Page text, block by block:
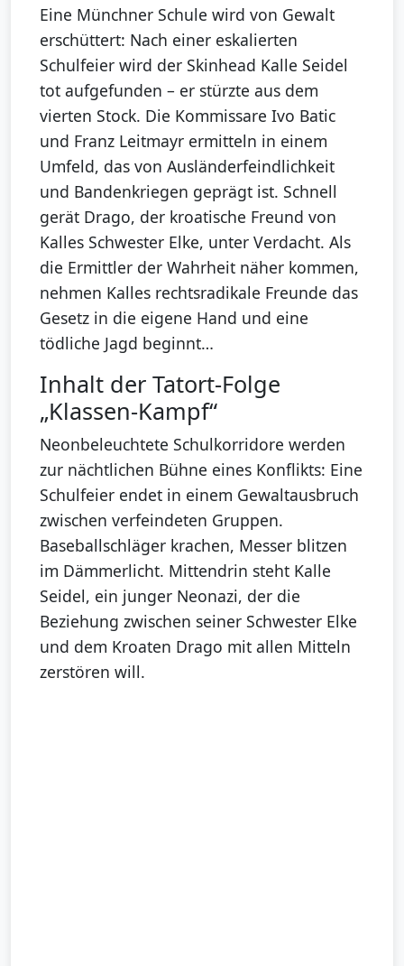
Eine Münchner Schule wird von Gewalt
erschüttert: Nach einer eskalierten
Schulfeier wird der Skinhead Kalle Seidel
tot aufgefunden – er stürzte aus dem
vierten Stock. Die Kommissare Ivo Batic
und Franz Leitmayr ermitteln in einem
Umfeld, das von Ausländerfeindlichkeit
und Bandenkriegen geprägt ist. Schnell
gerät Drago, der kroatische Freund von
Kalles Schwester Elke, unter Verdacht. Als
die Ermittler der Wahrheit näher kommen,
nehmen Kalles rechtsradikale Freunde das
Gesetz in die eigene Hand und eine
tödliche Jagd beginnt…
Inhalt der Tatort-Folge
„Klassen-Kampf“
Neonbeleuchtete Schulkorridore werden
zur nächtlichen Bühne eines Konflikts: Eine
Schulfeier endet in einem Gewaltausbruch
zwischen verfeindeten Gruppen.
Baseballschläger krachen, Messer blitzen
im Dämmerlicht. Mittendrin steht Kalle
Seidel, ein junger Neonazi, der die
Beziehung zwischen seiner Schwester Elke
und dem Kroaten Drago mit allen Mitteln
zerstören will.